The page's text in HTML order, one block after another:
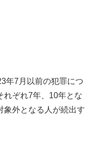
年7月以前の犯罪につ
れぞれ7年、10年とな
象外となる人が続出す